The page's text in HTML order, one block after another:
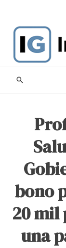
content
bono
20 mil
una